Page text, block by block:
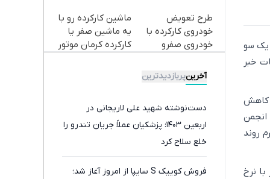
یک سو
خبر
کاهش
روند
گرم نیز با نرخ
موتور✅
کنید
طرح تعویض
خودروی کارکرده با
خودروی صفرو
ماشین کارکرده رو با
یه ماشین صفر یا
کارکرده کرمان موتور
آخرینپربازدیدترین
دست‌نوشته شهید علی لاریجانی در
اربعین ۱۴۰۳: پزشکیان عملاً جریان تندرو را
خلع سلاح کرد
فروش کوییک S سایپا از امروز آغاز شد؛